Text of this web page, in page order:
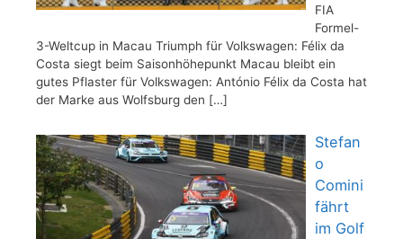
FIA
Formel-
3-Weltcup in Macau Triumph für Volkswagen: Félix da
Costa siegt beim Saisonhöhepunkt Macau bleibt ein
gutes Pflaster für Volkswagen: António Félix da Costa hat
der Marke aus Wolfsburg den […]
Stefan
o
Comini
fährt
im Golf